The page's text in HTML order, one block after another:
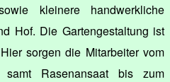
kleinere handwerkliche
Hof. Die Gartengestaltung ist
sorgen die Mitarbeiter vom
samt Rasenansaat bis zum